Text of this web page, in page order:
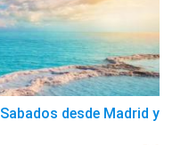
desde Madrid y